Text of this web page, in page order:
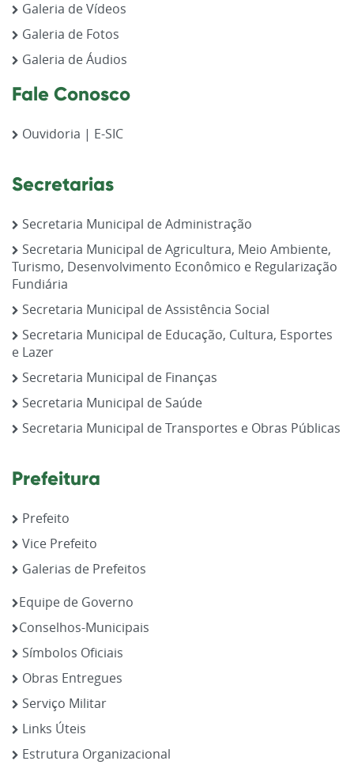
Galeria de Vídeos
Galeria de Fotos
Galeria de Áudios
Fale Conosco
Ouvidoria | E-SIC
Secretarias
Secretaria Municipal de Administração
Secretaria Municipal de Agricultura, Meio Ambiente,
Turismo, Desenvolvimento Econômico e Regularização
Fundiária
Secretaria Municipal de Assistência Social
Secretaria Municipal de Educação, Cultura, Esportes
e Lazer
Secretaria Municipal de Finanças
Secretaria Municipal de Saúde
Secretaria Municipal de Transportes e Obras Públicas
Prefeitura
Prefeito
Vice Prefeito
Galerias de Prefeitos
Equipe de Governo
Conselhos-Municipais
Símbolos Oficiais
Obras Entregues
Serviço Militar
Links Úteis
Estrutura Organizacional